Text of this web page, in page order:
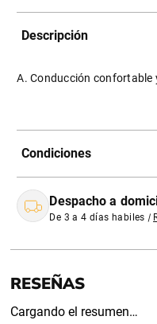
Descripción
A. Conducción confortable
Condiciones
Despacho a
De 3 a 4 días habiles |
Cargando el resumen…